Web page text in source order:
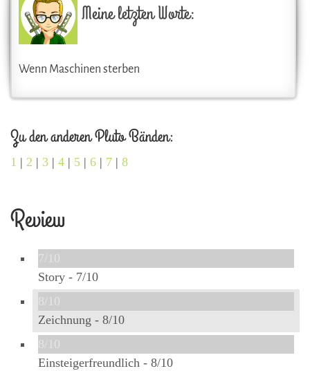
Meine letzten Worte:
Wenn Maschinen sterben
Zu den anderen Pluto Bänden:
1 | 2 | 3 | 4 | 5 | 6 | 7 | 8
Review
7/10
Story - 7/10
8/10
Zeichnung - 8/10
8/10
Einsteigerfreundlich - 8/10